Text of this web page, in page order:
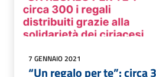
7 GENNAIO 2021
“Un regalo per te”: circa